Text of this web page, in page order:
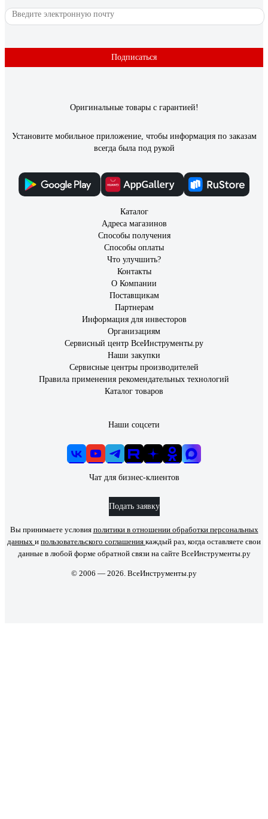
4 отзыва
Отзыв о Напольный плинтус ФОРМАТ
алена 22.05.2023
Подписаться
Оригинальные товары с гарантией!
Установите мобильное приложение, чтобы информация по заказам
всегда была под рукой
Каталог
Адреса магазинов
Способы получения
Способы оплаты
Что улучшить?
Контакты
О Компании
Поставщикам
Партнерам
Информация для инвесторов
Организациям
Сервисный центр ВсеИнструменты.ру
Наши закупки
Сервисные центры производителей
Правила применения рекомендательных технологий
Каталог товаров
Наши соцсети
Чат для бизнес-клиентов
Подать заявку
Вы принимаете условия политики в отношении обработки персональных
данных и пользовательского соглашения каждый раз, когда оставляете свои
данные в любой форме обратной связи на сайте ВсеИнструменты.ру
© 2006 — 2026. ВсеИнструменты.ру